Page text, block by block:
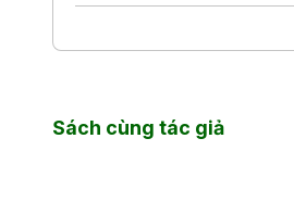
Sách cùng tác giả